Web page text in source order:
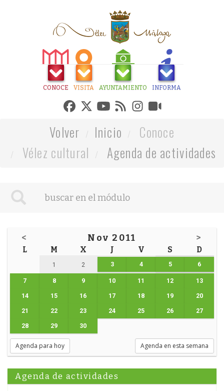
CONOCE VISITA AYUNTAMIENTO INFORMA
Volver Inicio
Conoce
Vélez cultural
Agenda de actividades
< Nov 2011 >
L M X J V S D
1 2 3 4 5 6
7 8 9 10 11 12 13
14 15 16 17 18 19 20
21 22 23 24 25 26 27
28 29 30
Agenda para hoy Agenda en esta semana
Agenda de actividades